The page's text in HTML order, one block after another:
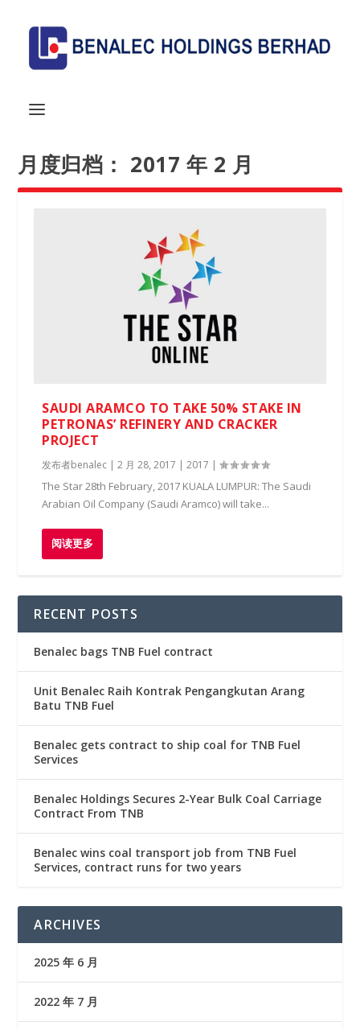
月度归档： 2017 年 2 月
SAUDI ARAMCO TO TAKE 50% STAKE IN
PETRONAS’ REFINERY AND CRACKER
PROJECT
发布者benalec |2 月 28, 2017 |2017 |
The Star 28th February, 2017 KUALA LUMPUR: The Saudi
Arabian Oil Company (Saudi Aramco) will take...
阅读更多
RECENT POSTS
Benalec bags TNB Fuel contract
Unit Benalec Raih Kontrak Pengangkutan Arang
Batu TNB Fuel
Benalec gets contract to ship coal for TNB Fuel
Services
Benalec Holdings Secures 2-Year Bulk Coal Carriage
Contract From TNB
Benalec wins coal transport job from TNB Fuel
Services, contract runs for two years
ARCHIVES
2025 年 6 月
2022 年 7 月